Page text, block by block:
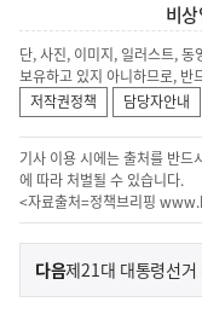
비
단, 사진, 이미지, 일러스트,
보유하고 있지 아니하므로, 반
저작권정책
담당자안내
기사 이용 시에는 출처를 반드
에 따라 처벌될 수 있습니다.
<자료출처=정책브리핑
이
전
다음기
사
제21대 대통령선